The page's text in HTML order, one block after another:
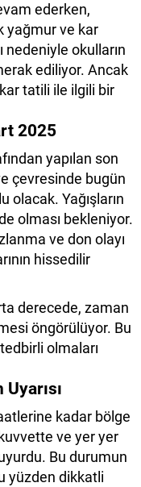
ederken,
yağmur ve kar
nedeniyle okulların
ediliyor. Ancak
tatili ile ilgili bir
2025
yapılan son
çevresinde bugün
olacak. Yağışların
olması bekleniyor.
ve don olayı
hissedilir
derecede, zaman
öngörülüyor. Bu
olmaları
kadar bölge
ve yer yer
Bu durumun
yüzden dikkatli